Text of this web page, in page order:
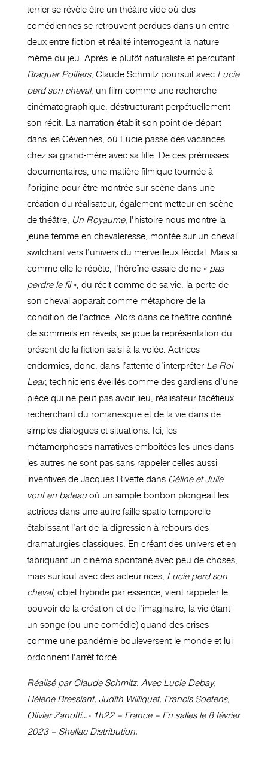
terrier se révèle être un théâtre vide où des
comédiennes se retrouvent perdues dans un entre-
deux entre fiction et réalité interrogeant la nature
même du jeu. Après le plutôt naturaliste et percutant
BraquerPoitiers, Claude Schmitzpoursuit avecLucie
perd son cheval, un film comme une recherche
cinématographique, déstructurant perpétuellement
son récit. La narration établit son point de départ
dans les Cévennes, où Lucie passe des vacances
chez sa grand-mère avec sa fille. De ces prémisses
documentaires, une matière filmiquetournéeà
l’origine pour être montrée sur scène dans une
création du réalisateur, également metteur en scène
de théâtre, UnRoyaume, l’histoire nous montre la
jeune femme en chevaleresse, montée sur un cheval
switchantvers l’univers du merveilleux féodal. Mais si
comme elle le répète, l’héroïne essaie de ne « pas
perdre le fil», du récit comme de sa vie, la perte de
son cheval apparaît comme métaphore de la
condition de l’actrice. Alors dans ce théâtre confiné
de sommeils en réveils, se joue la représentation du
présent de la fiction saisi à la volée. Actrices
endormies, donc, dans l’attente d’interpréter Le Roi
Lear, techniciens éveillés comme des gardiens d’une
pièce qui ne peut pas avoir lieu, réalisateur facétieux
recherchant du romanesque et de la vie dans de
simples dialogues et situations. Ici, les
métamorphoses narratives emboîtées les unes dans
les autres ne sont pas sans rappeler celles aussi
inventives de Jacques Rivette dans Céline et Julie
vont en bateauoù un simple bonbon plongeait les
actrices dans une autre faille spatio-temporelle
établissant l’art de la digression à rebours des
dramaturgies classiques. En créant des univers et en
fabriquant un cinéma spontané avec peu de choses,
mais surtout avec des acteur.rices, Lucie perd son
cheval, objet hybridepar essence, vient rappeler le
pouvoir de la création et de l’imaginaire, la vie étant
un songe (ou une comédie) quand des crises
comme une pandémie bouleversent le monde et lui
ordonnent l’arrêt forcé.
Réalisé par Claude Schmitz. Avec Lucie Debay,
Hélène Bressiant, Judith Williquet, Francis Soetens,
Olivier Zanotti…- 1h22 – France – En salles le 8 février
2023 – Shellac Distribution.